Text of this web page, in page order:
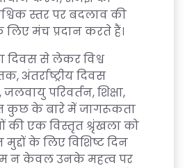
स्तर पर बदलाव की
मंच प्रदान करते हैं।
दिवस से लेकर विश्व
अंतर्राष्ट्रीय दिवस
परिवर्तन, शिक्षा,
कुछ के बारे में जागरूकता
की एक विस्तृत श्रृंखला को
के लिए विशिष्ट दिन
न केवल उनके महत्व पर